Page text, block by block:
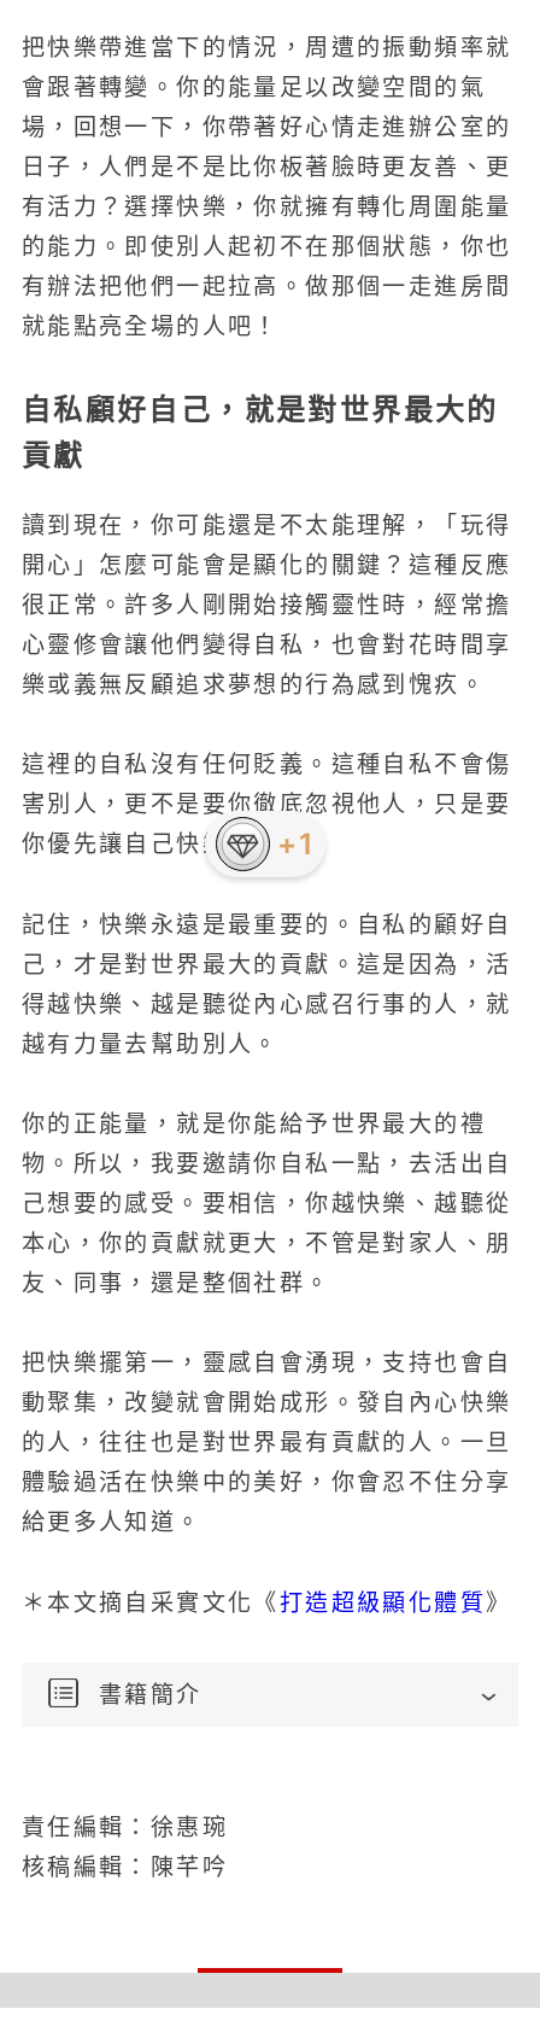
把快樂帶進當下的情況，周遭的振動頻率就
會跟著轉變。你的能量足以改變空間的氣
場，回想一下，你帶著好心情走進辦公室的
日子，人們是不是比你板著臉時更友善、更
有活力？選擇快樂，你就擁有轉化周圍能量
的能力。即使別人起初不在那個狀態，你也
有辦法把他們一起拉高。做那個一走進房間
就能點亮全場的人吧！
自私顧好自己，就是對世界最大的
貢獻
讀到現在，你可能還是不太能理解，「玩得
開心」怎麼可能會是顯化的關鍵？這種反應
很正常。許多人剛開始接觸靈性時，經常擔
心靈修會讓他們變得自私，也會對花時間享
樂或義無反顧追求夢想的行為感到愧疚。
這裡的自私沒有任何貶義。這種自私不會傷
害別人，更不是要你徹底忽視他人，只是要
你優先讓自己快樂。
記住，快樂永遠是最重要的。自私的顧好自
己，才是對世界最大的貢獻。這是因為，活
得越快樂、越是聽從內心感召行事的人，就
越有力量去幫助別人。
你的正能量，就是你能給予世界最大的禮
物。所以，我要邀請你自私一點，去活出自
己想要的感受。要相信，你越快樂、越聽從
本心，你的貢獻就更大，不管是對家人、朋
友、同事，還是整個社群。
把快樂擺第一，靈感自會湧現，支持也會自
動聚集，改變就會開始成形。發自內心快樂
的人，往往也是對世界最有貢獻的人。一旦
體驗過活在快樂中的美好，你會忍不住分享
給更多人知道。
＊本文摘自采實文化《打造超級顯化體質》
書籍簡介
責任編輯：徐惠琬
核稿編輯：陳芊吟
+1